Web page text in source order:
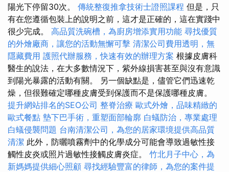
陽光下停留30次。 傳統整復推拿技術士證照課程 但是，只
有在您遵循包裝上的說明之前，這才是正確的，這在實踐中
很少完成。 高品質洗碗槽，為廚房增添實用功能 尋找優質
的外燴廠商，讓您的活動無懈可擊 清潔公司費用透明，無
隱藏費用 護照代辦服務，快速有效的辦理方案 根據皮膚科
醫生的說法，在大多數情況下，紫外線損害甚至與沒有意識
到陽光暴露的活動有關。 另一個缺點是，儘管它們迅速乾
燥，但很難確定哪種皮膚受到保護而不是保護哪種皮膚。
提升網站排名的SEO公司 整脊治療 歐式外燴，品味精緻的
歐式餐點 墊下巴手術，重塑面部輪廓 白蟻防治，專業處理
白蟻侵襲問題 台南清潔公司，為您的居家環境提供高品質
清潔 此外，防曬噴霧劑中的化學成分可能會導致過敏性接
觸性皮炎或照片過敏性接觸皮膚炎症。 竹北月子中心，為
新媽媽提供細心照顧 尋找經驗豐富的律師，為您的案件提